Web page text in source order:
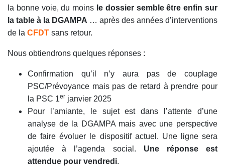
la bonne voie, du moins le dossier semble être enfin sur
la table à la DGAMPA … après des années d’interventions
de la CFDT sans retour.
Nous obtiendrons quelques réponses :
Confirmation qu’il n’y aura pas de couplage
PSC/Prévoyance mais pas de retard à prendre pour
la PSC 1er janvier 2025
Pour l’amiante, le sujet est dans l’attente d’une
analyse de la DGAMPA mais avec une perspective
de faire évoluer le dispositif actuel. Une ligne sera
ajoutée à l’agenda social. Une réponse est
attendue pour vendredi.